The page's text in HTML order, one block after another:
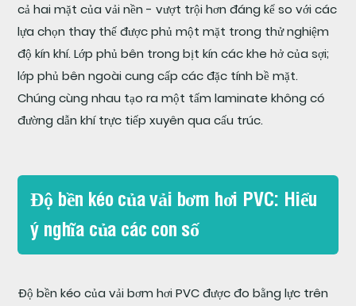
3.1
Thử
nghiệm
mài
mòn
Taber
3.2
Thử
nghiệm
mài
mòn
cả hai mặt của vải nền - vượt trội hơn đáng kể so với các
lựa chọn thay thế được phủ một mặt trong thử nghiệm
độ kín khí. Lớp phủ bên trong bịt kín các khe hở của sợi;
lớp phủ bên ngoài cung cấp các đặc tính bề mặt.
Chúng cùng nhau tạo ra một tấm laminate không có
đường dẫn khí trực tiếp xuyên qua cấu trúc.
Độ bền kéo của vải bơm hơi PVC: Hiểu
ý nghĩa của các con số
Độ bền kéo của vải bơm hơi PVC được đo bằng lực trên